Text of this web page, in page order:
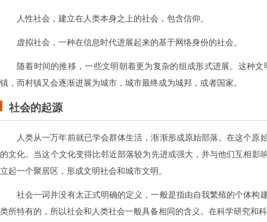
人性社会，建立在人类本身之上的社会，包含信仰。
虚拟社会，一种在信息时代进展起来的基于网络身份的社会。
随着时间的推移，一些文明朝着更为复杂的组成形式进展。这种
镇，而村镇又会逐渐进展为城市，城市最终成为城邦，或者国家。
社会的起源
人类从一万年前就已学会群体生活，渐渐形成原始部落。在这个
的文化。当这个文化变得比邻近部落较为先进或强大，并与他们互相
立起一个聚居区，形成文明社会和城市文明。
社会一词并没有太正式明确的定义，一般是指由自我繁殖的个体
类所特有的，所以社会和人类社会一般具备相同的含义。在科学研究和